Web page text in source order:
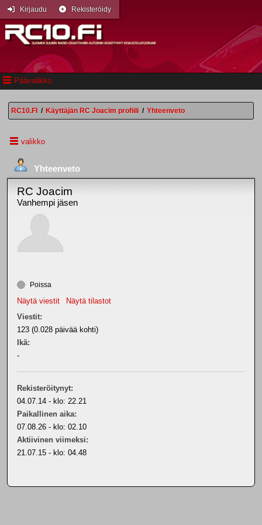
Päävalikko
Kirjaudu Rekisteröidy
RC10.FI / Käyttäjän RC Joacim profiili / Yhteenveto
valikko
Yhteenveto
RC Joacim
Vanhempi jäsen
Poissa
Näytä viestit
Näytä tilastot
Viestit:
123 (0.028 päivää kohti)
Ikä:
-
Rekisteröitynyt:
04.07.14 - klo: 22.21
Paikallinen aika:
07.08.26 - klo: 02.10
Aktiivinen viimeksi:
21.07.15 - klo: 04.48